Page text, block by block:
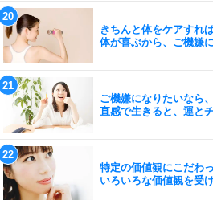
きちんと体をケアすれ
体が喜ぶから、ご機嫌に
ご機嫌になりたいなら
直感で生きると、運と
特定の価値観にこだわ
いろいろな価値観を受